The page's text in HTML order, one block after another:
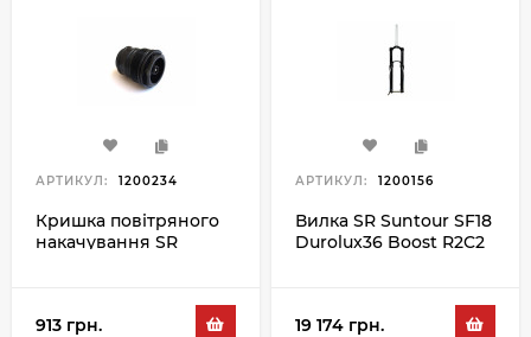
АРТИКУЛ: 1200234
Кришка повітряного
накачування SR
913 грн.
АРТИКУЛ: 1200156
Вилка SR Suntour SF18
Durolux36 Boost R2C2
19 174 грн.